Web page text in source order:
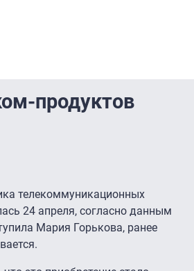
продуктов
телекоммуникационных
24 апреля, согласно данным
Мария Горькова, ранее